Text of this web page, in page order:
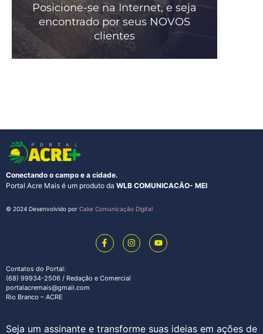
Posicione-se na Internet, e seja
encontrado por seus NOVOS
clientes
Conectando o campo e a cidade.
Portal Acre Mais é um produto da WLB COMUNICACÃO- MEI
© 2024 Desenvolvido por Cake Comunicação Digital
Contatos do Portal:
(68) 99934-2506 / Redação e Comercial
portalacremais@gmail.com
Rio Branco – ACRE
Seja um assinante e transforme suas ideias em ações de